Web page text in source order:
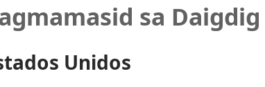
sa Daigdig
Unidos